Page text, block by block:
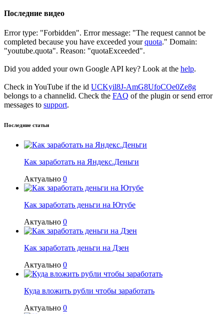
Последние видео
Error type: "Forbidden". Error message: "The request cannot be
completed because you have exceeded yourquota." Domain:
"youtube.quota". Reason: "quotaExceeded".
Did you added your own Google API key? Look at the help.
Check in YouTube if the id UCKyil8J-AmG8UfoCOe0Ze8g
belongs to a channelid. Check the FAQ of the plugin or send error
messages to support.
Последние статьи
Как заработать на Яндекс.Деньги
Актуально 0
Как заработать деньги на Ютубе
Актуально 0
Как заработать деньги на Дзен
Актуально 0
Куда вложить рубли чтобы заработать
Актуально 0